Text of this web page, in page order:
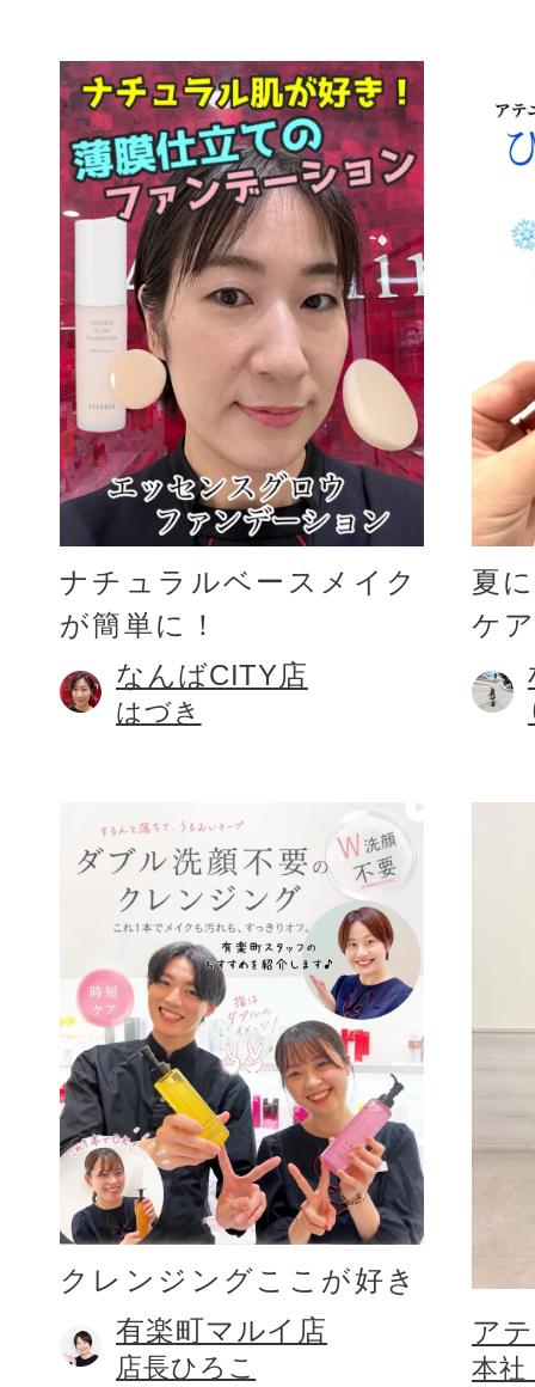
ファッション
ギフト
ご利用ガイド
よくあるご質問
ナチュラルベースメイク
が簡単に！
なんばCITY店
はづき
夏
ケ
クレンジングここが好き
有楽町マルイ店
店長ひろこ
ア
本